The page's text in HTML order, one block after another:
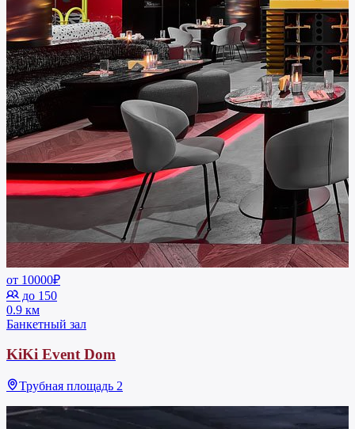
от 10000₽
до 150
0.9 км
Банкетный зал
KiKi Event Dom
Трубная площадь 2